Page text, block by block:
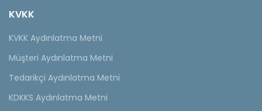
KVKK
KVKK Aydınlatma Metni
Müşteri Aydınlatma Metni
Tedarikçi Aydınlatma Metni
KDKKS Aydınlatma Metni